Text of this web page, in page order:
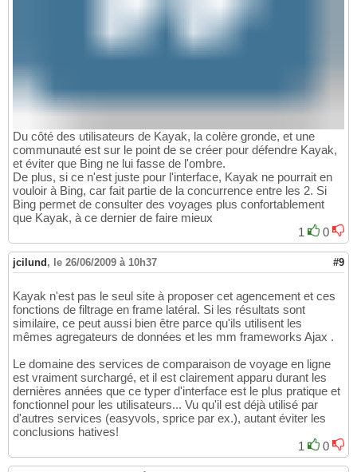
Du côté des utilisateurs de Kayak, la colère gronde, et une
communauté est sur le point de se créer pour défendre Kayak,
et éviter que Bing ne lui fasse de l'ombre.
De plus, si ce n'est juste pour l'interface, Kayak ne pourrait en
vouloir à Bing, car fait partie de la concurrence entre les 2. Si
Bing permet de consulter des voyages plus confortablement
que Kayak, à ce dernier de faire mieux
1
0
jcilund , le 26/06/2009 à 10h37 #9
Kayak n'est pas le seul site à proposer cet agencement et ces
fonctions de filtrage en frame latéral. Si les résultats sont
similaire, ce peut aussi bien être parce qu'ils utilisent les
mêmes agregateurs de données et les mm frameworks Ajax .
Le domaine des services de comparaison de voyage en ligne
est vraiment surchargé, et il est clairement apparu durant les
dernières années que ce typer d'interface est le plus pratique et
fonctionnel pour les utilisateurs... Vu qu'il est déjà utilisé par
d'autres services (easyvols, sprice par ex.), autant éviter les
conclusions hatives!
1
0